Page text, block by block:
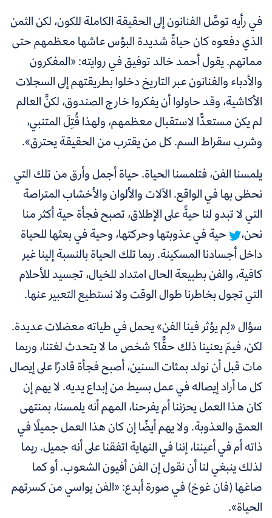
في رأيه توصَّل الفنانون إلى الحقيقة الكاملة للكون، لكن الثمن
الذي دفعوه كان حياةً شديدة البؤس عاشها معظمهم حتى
مماتهم. يقول أحمد خالد توفيق في روايته:«المفكرون
والأدباء والفنانون عبر التاريخ دخلوا بطريقتهم إلى السجلات
الأكاشية، وقد حاولوا أن يفكروا خارج الصندوق، لكنَّ العالم
لم يكن مستعدًّا لاستقبال معظمهم، ولهذا قُتِلَ المتنبي،
وشرب سقراط السم. كل من يقترب من الحقيقة يحترق».
يلمسنا الفن، فتلمسنا الحياة. حياة أجمل وأرق من تلك التي
نحظى بها في الواقع.الآلات والألوان والأخشاب المتراصة
التي لا تبدو لنا حيةً على الإطلاق، تصبح فجأة حية أكثر منا
نحن،
حية في عذوبتها وحركتها، وحية في بعثها للحياة
داخل أجسادنا المسكينة. ربما تلك الحياة بالنسبة إلينا غير
كافية، والفن بطبيعة الحال امتداد للخيال، تجسيد للأحلام
التي تجول بخاطرنا طوال الوقت ولا نستطيع التعبير عنها.
سؤال«لِم يؤثر فينا الفن»يحمل في طياته معضلات عديدة.
لكن، فيمَ يعنينا ذلك حقًّا؟ شخص ما لا يتحدث لغتنا، وربما
مات قبل أن نولد بمئات السنين، أصبح فجأة قادرًا على إيصال
كل ما أراد إيصاله في عمل بسيط من إبداع يديه. لا يهم إن
كان هذا العمل يحزننا أم يفرحنا، المهم أنه يلمسنا، بمنتهى
العمق والعذوبة. ولا يهم أيضًا إن كان هذا العمل جميلًا في
ذاته أم في أعيننا، إننا في النهاية اتفقنا على أنه جميل. ربما
لذلك ينبغي لنا أن نقول إن الفن أفيون الشعوب. أو كما
صاغها (فان غوخ) في صورة أبدع:«الفن يواسي من كسرتهم
الحياة».